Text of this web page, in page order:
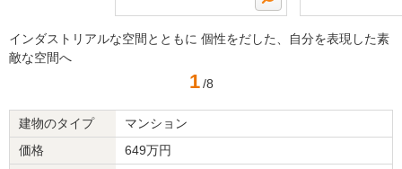
インダストリアルな空間とともに 個性をだした、自分を表現した素
敵な空間へ
1 /8
建物のタイプ
マンション
価格
649万円